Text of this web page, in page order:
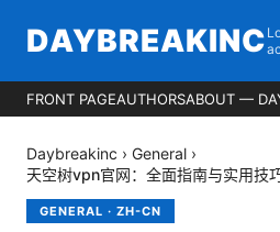
DAYBREAKINC
FRONT PAGEAUTHORSABOUT —
Daybreakinc › General ›
天空树vpn官网：全面指南与实用技
GENERAL · ZH-CN